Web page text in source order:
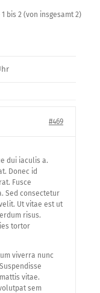
bis 2 (von insgesamt 2)
#469
dui iaculis a.
Donec id
Fusce
Sed consectetur
Ut vitae est ut
risus.
tortor
viverra nunc
vitae.
sem